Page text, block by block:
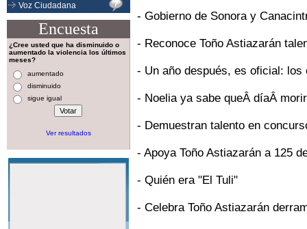
Voz Ciudadana
Encuesta
¿Cree usted que ha disminuido o
aumentado la violencia los últimos
meses?
aumentado
disminuido
sigue igual
Ver resultados
- Gobierno de Sonora y
- Reconoce Toño Astiazarán
- Un año después, es oficial: los
- Noelia ya sabe queÂ díaÂ
- Demuestran talento en
- Apoya Toño Astiazarán a 125
- Quién era "El Tuli"
- Celebra Toño Astiazarán